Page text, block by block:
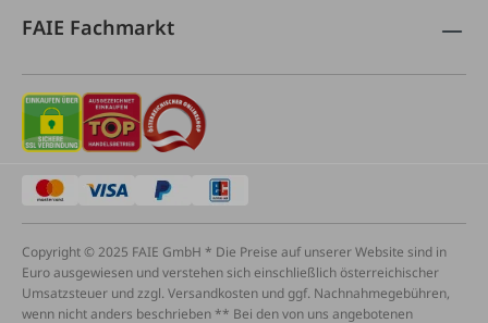
FAIE Fachmarkt
Copyright © 2025 FAIE GmbH * Die Preise auf unserer Website sind in
Euro ausgewiesen und verstehen sich einschließlich österreichischer
Umsatzsteuer und zzgl. Versandkosten und ggf. Nachnahmegebühren,
wenn nicht anders beschrieben ** Bei den von uns angebotenen